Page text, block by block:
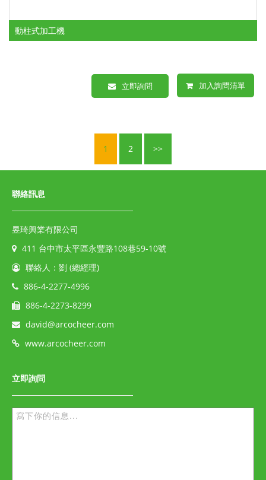
動柱式加工機
立即詢問 加入詢問清單
1 2 >>
聯絡訊息
昱琦興業有限公司
411 台中市太平區永豐路108巷59-10號
聯絡人：劉 (總經理)
886-4-2277-4996
886-4-2273-8299
david@arcocheer.com
www.arcocheer.com
立即詢問